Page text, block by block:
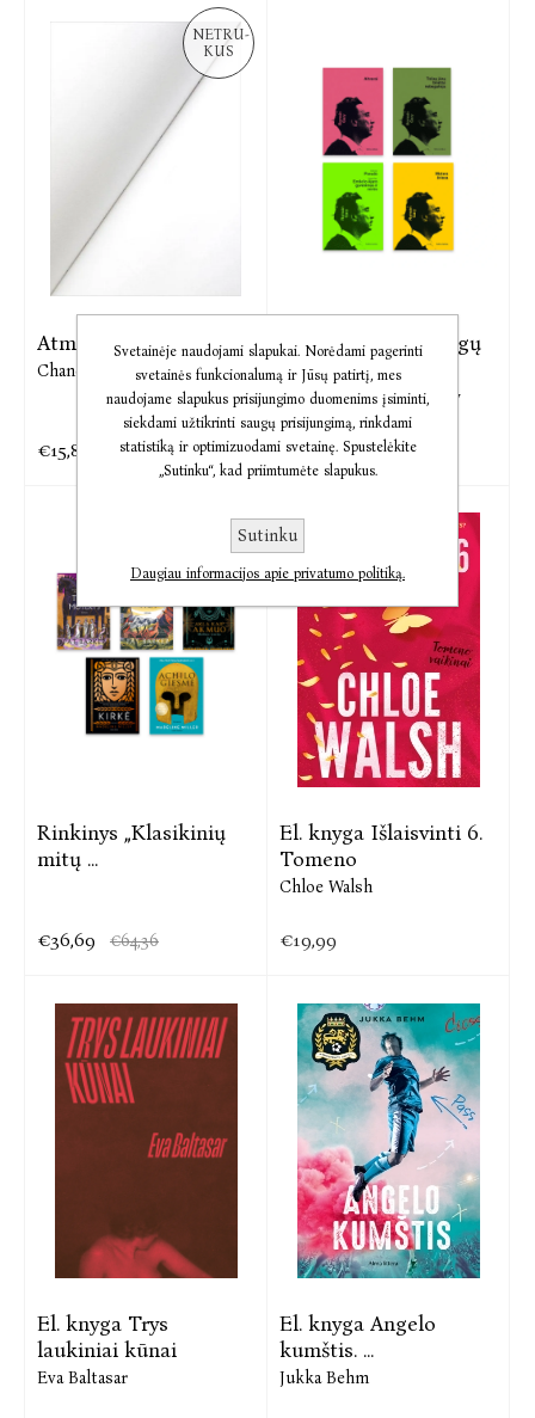
NETRU-
KUS
Atmink mano vardą
Chanel Miller
€15,81 €19,28
Romain Gary 4 knygų
rinkinys
Emile Ajar,Romain Gary
€10,89 €37,98
Rinkinys „Klasikinių
mitų ...
€36,69 €64,36
El. knyga Išlaisvinti 6.
Tomeno
Chloe Walsh
€19,99
El. knyga Trys
laukiniai kūnai
Eva Baltasar
El. knyga Angelo
kumštis. ...
Jukka Behm
Svetainėje naudojami slapukai. Norėdami pagerinti
svetainės funkcionalumą ir Jūsų patirtį, mes
naudojame slapukus prisijungimo duomenims įsiminti,
siekdami užtikrinti saugų prisijungimą, rinkdami
statistiką ir optimizuodami svetainę. Spustelėkite
„Sutinku“, kad priimtumėte slapukus.
Sutinku
Daugiau informacijos apie privatumo politiką.